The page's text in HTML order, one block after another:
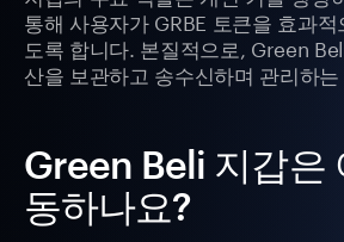
통해 사용자가 GRBE 토큰을 효과
도록 합니다. 본질적으로, Green
산을 보관하고 송수신하며 관리하
Green Beli 지갑은
동하나요?